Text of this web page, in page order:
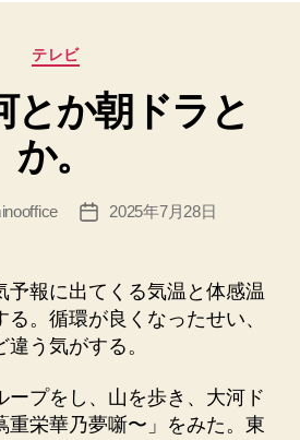
も
あ
の
ブ
ロ
グ
カ
ゴ
リ
ー
テレビ
とか朝ドラと
か。
投
2025年7月28日
予報に出てくる気温と体感温
。循環が良くなったせい、
う気がする。
ープをし、山を歩き、大河ド
重栄華乃夢噺〜」をみた。東